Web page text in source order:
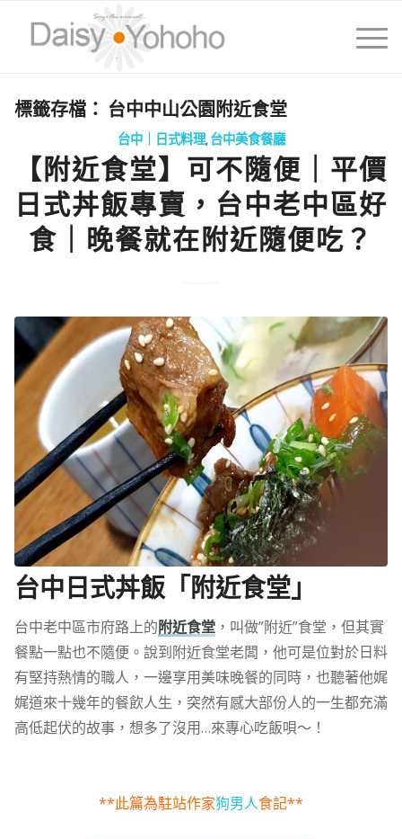
標籤存檔： 台中中山公園附近食堂
台中｜日式料理,台中美食餐廳
【附近食堂】可不隨便｜平價
日式丼飯專賣，台中老中區好
食｜晚餐就在附近隨便吃？
台中日式丼飯「附近食堂」
台中老中區市府路上的附近食堂，叫做”附近”食堂，但其實
餐點一點也不隨便。說到附近食堂老闆，他可是位對於日料
有堅持熱情的職人，一邊享用美味晚餐的同時，也聽著他娓
娓道來十幾年的餐飲人生，突然有感大部份人的一生都充滿
高低起伏的故事，想多了沒用…來專心吃飯唄～！
**此篇為駐站作家狗男人食記**